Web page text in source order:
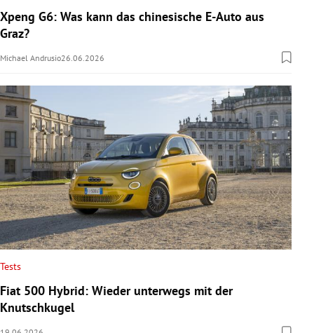
Xpeng G6: Was kann das chinesische E-Auto aus
Graz?
Michael Andrusio26.06.2026
Tests
Fiat 500 Hybrid: Wieder unterwegs mit der
Knutschkugel